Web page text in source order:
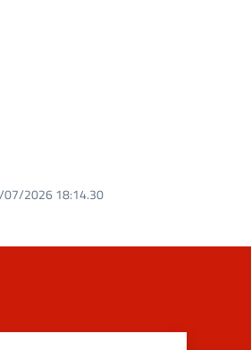
07/2026 18:14.30